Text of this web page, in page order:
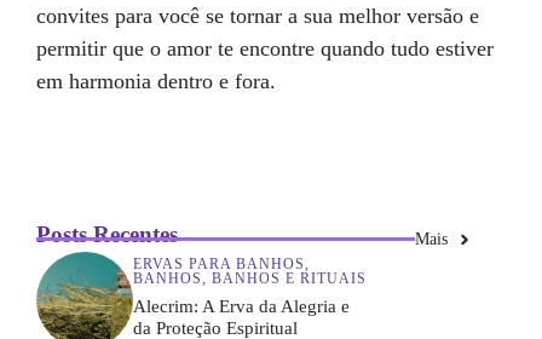
convites para você se tornar a sua melhor versão e
permitir que o amor te encontre quando tudo estiver
em harmonia dentro e fora.
Posts Recentes Mais
ERVAS PARA BANHOS
BANHOS
BANHOS E RITUAIS
Alecrim: A Erva da Alegria e
da Proteção Espiritual